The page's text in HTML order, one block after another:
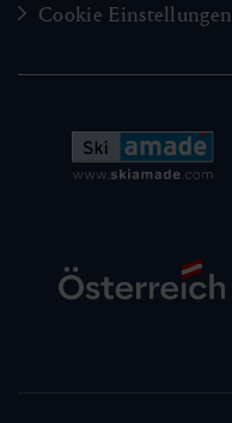
Cookie Einstellungen